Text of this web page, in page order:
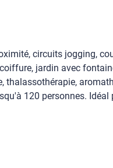
circuits jogging,
jardin avec
120 personnes.